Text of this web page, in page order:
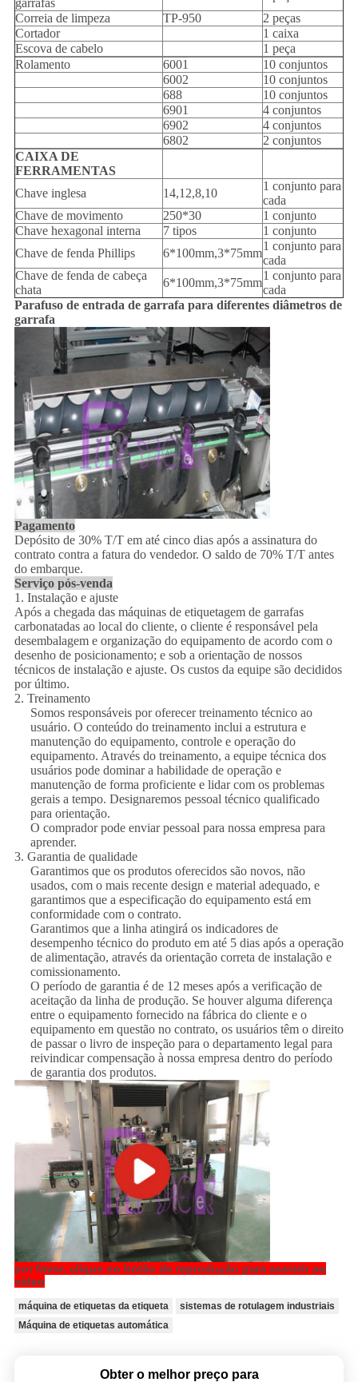
Correia de limpeza
TP-950
2 peças
Cortador
1 caixa
Escova de cabelo
1 peça
Rolamento
6001
10 conjuntos
6002
10 conjuntos
688
10 conjuntos
6901
4 conjuntos
6902
4 conjuntos
6802
2 conjuntos
CAIXA DE
FERRAMENTAS
Chave inglesa
14,12,8,10
1 conjunto para
cada
Chave de movimento
250*30
1 conjunto
Chave hexagonal interna
7 tipos
1 conjunto
Chave de fenda Phillips
6*100mm,3*75mm
1 conjunto para
cada
Chave de fenda de cabeça
chata
6*100mm,3*75mm
1 conjunto para
cada
Parafuso de entrada de garrafa para diferentes diâmetros de
garrafa
Pagamento
Depósito de 30% T/T em até cinco dias após a assinatura do
contrato contra a fatura do vendedor. O saldo de 70% T/T antes
do embarque.
Serviço pós-venda
1. Instalação e ajuste
Após a chegada das máquinas de etiquetagem de garrafas
carbonatadas ao local do cliente, o cliente é responsável pela
desembalagem e organização do equipamento de acordo com o
desenho de posicionamento; e sob a orientação de nossos
técnicos de instalação e ajuste. Os custos da equipe são decididos
por último.
2. Treinamento
Somos responsáveis por oferecer treinamento técnico ao
usuário. O conteúdo do treinamento inclui a estrutura e
manutenção do equipamento, controle e operação do
equipamento. Através do treinamento, a equipe técnica dos
usuários pode dominar a habilidade de operação e
manutenção de forma proficiente e lidar com os problemas
gerais a tempo. Designaremos pessoal técnico qualificado
para orientação.
O comprador pode enviar pessoal para nossa empresa para
aprender.
3. Garantia de qualidade
Garantimos que os produtos oferecidos são novos, não
usados, com o mais recente design e material adequado, e
garantimos que a especificação do equipamento está em
conformidade com o contrato.
Garantimos que a linha atingirá os indicadores de
desempenho técnico do produto em até 5 dias após a operação
de alimentação, através da orientação correta de instalação e
comissionamento.
O período de garantia é de 12 meses após a verificação de
aceitação da linha de produção. Se houver alguma diferença
entre o equipamento fornecido na fábrica do cliente e o
equipamento em questão no contrato, os usuários têm o direito
de passar o livro de inspeção para o departamento legal para
reivindicar compensação à nossa empresa dentro do período
de garantia dos produtos.
por favor, clique no botão de reprodução para assistir ao
vídeo
máquina de etiquetas da etiqueta
sistemas de rotulagem industriais
Máquina de etiquetas automática
Obter o melhor preço para